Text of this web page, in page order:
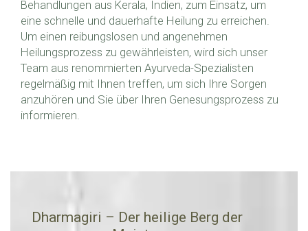
Behandlungen aus Kerala, Indien, zum Einsatz, um
eine schnelle und dauerhafte Heilung zu erreichen.
Um einen reibungslosen und angenehmen
Heilungsprozess zu gewährleisten, wird sich unser
Team aus renommierten Ayurveda-Spezialisten
regelmäßig mit Ihnen treffen, um sich Ihre Sorgen
anzuhören und Sie über Ihren Genesungsprozess zu
informieren.
Dharmagiri – Der heilige Berg der